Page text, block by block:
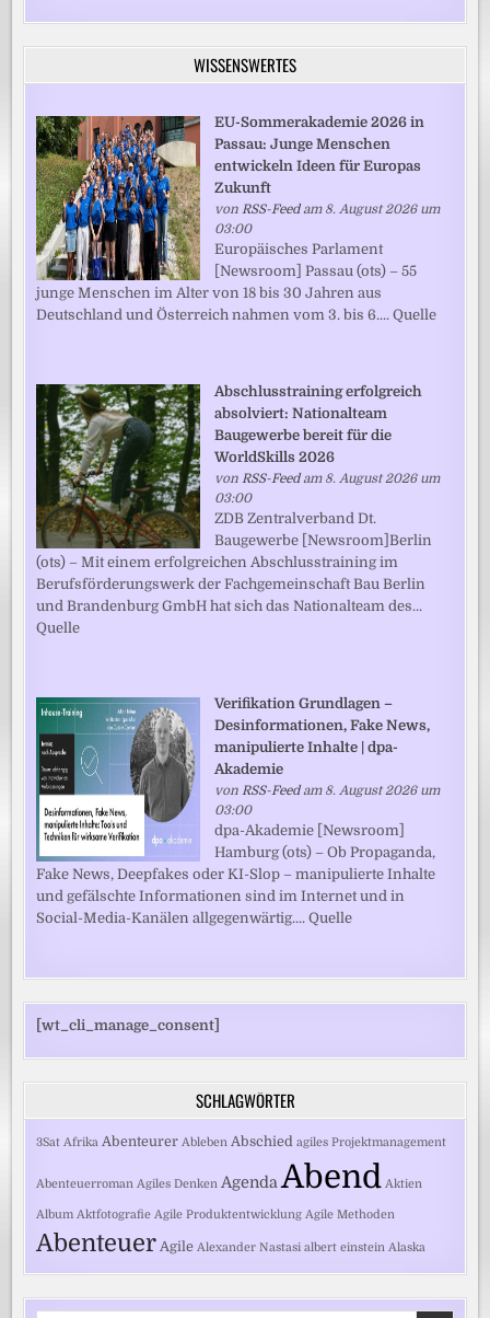
WISSENSWERTES
EU-Sommerakademie 2026 in
Passau: Junge Menschen
entwickeln Ideen für Europas
Zukunft
vonRSS-Feedam 8. August 2026 um
03:00
Europäisches Parlament
[Newsroom] Passau (ots) – 55
junge Menschen im Alter von 18 bis 30 Jahren aus
Deutschland und Österreich nahmen vom 3. bis 6.... Quelle
Abschlusstraining erfolgreich
absolviert: Nationalteam
Baugewerbe bereit für die
WorldSkills 2026
von RSS-Feedam 8. August 2026 um
03:00
ZDB Zentralverband Dt.
Baugewerbe [Newsroom]Berlin
(ots) – Mit einem erfolgreichen Abschlusstraining im
Berufsförderungswerk der Fachgemeinschaft Bau Berlin
und Brandenburg GmbH hat sich das Nationalteam des...
Quelle
Verifikation Grundlagen –
Desinformationen, Fake News,
manipulierte Inhalte | dpa-
Akademie
von RSS-Feedam 8. August 2026 um
03:00
dpa-Akademie [Newsroom]
Hamburg (ots) – Ob Propaganda,
Fake News, Deepfakes oder KI-Slop – manipulierte Inhalte
und gefälschte Informationen sind im Internet und in
Social-Media-Kanälen allgegenwärtig.... Quelle
[wt_cli_manage_consent]
SCHLAGWÖRTER
3Sat Afrika Abenteurer Ableben Abschied agiles Projektmanagement
Abenteuerroman Agiles Denken Agenda Abend Aktien
Album Aktfotografie Agile Produktentwicklung Agile Methoden
Abenteuer Agile Alexander Nastasi albert einstein Alaska